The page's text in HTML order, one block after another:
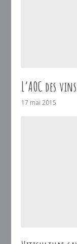
L’AOC des
17 mai 2015